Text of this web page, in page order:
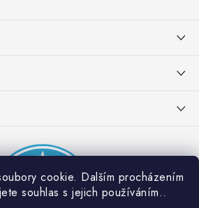
cookie. Dalším procházením
souhlas s jejich používáním..